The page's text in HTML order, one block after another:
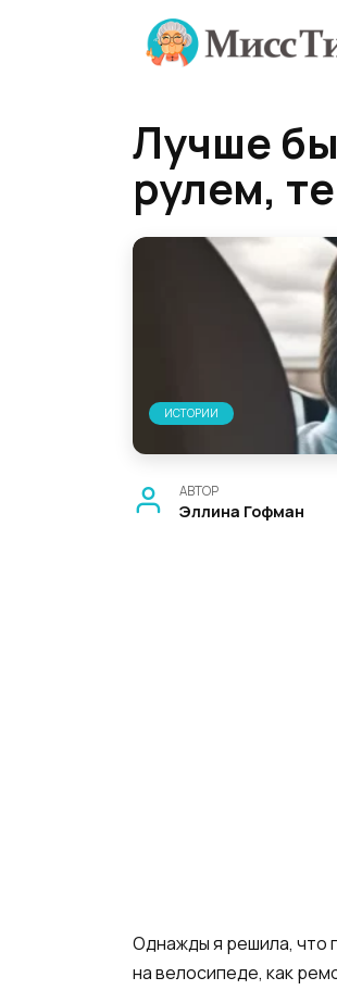
Лучше бы
рулем,
ИСТОРИИ
АВТОР
Эллина Гофман
Однажды я решила, что
на велосипеде, как